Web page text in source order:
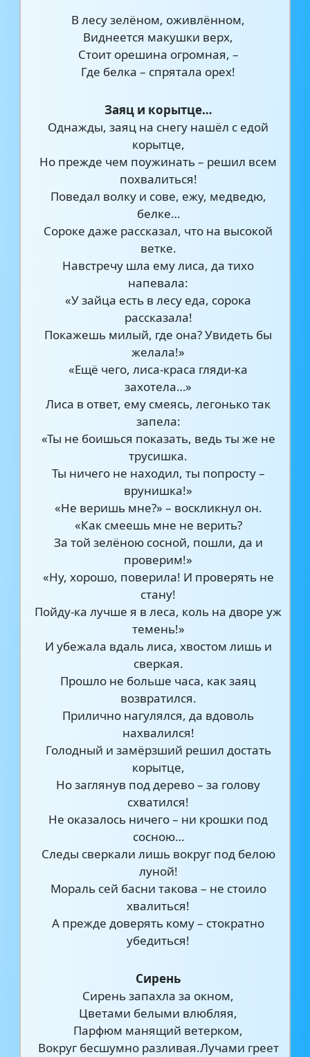
В лесу зелёном, оживлённом,
Виднеется макушки верх,
Стоит орешина огромная, –
Где белка – спрятала орех!
Заяц и корытце…
Однажды, заяц на снегу нашёл с едой
корытце,
Но прежде чем поужинать – решил всем
похвалиться!
Поведал волку и сове, ежу, медведю,
белке…
Сороке даже рассказал, что на высокой
ветке.
Навстречу шла ему лиса, да тихо
напевала:
«У зайца есть в лесу еда, сорока
рассказала!
Покажешь милый, где она? Увидеть бы
желала!»
«Ещё чего, лиса-краса гляди-ка
захотела…»
Лиса в ответ, ему смеясь, легонько так
запела:
«Ты не боишься показать, ведь ты же не
трусишка.
Ты ничего не находил, ты попросту –
врунишка!»
«Не веришь мне?» – воскликнул он.
«Как смеешь мне не верить?
За той зелёною сосной, пошли, да и
проверим!»
«Ну, хорошо, поверила! И проверять не
стану!
Пойду-ка лучше я в леса, коль на дворе уж
темень!»
И убежала вдаль лиса, хвостом лишь и
сверкая.
Прошло не больше часа, как заяц
возвратился.
Прилично нагулялся, да вдоволь
нахвалился!
Голодный и замёрзший решил достать
корытце,
Но заглянув под дерево – за голову
схватился!
Не оказалось ничего – ни крошки под
сосною…
Следы сверкали лишь вокруг под белою
луной!
Мораль сей басни такова – не стоило
хвалиться!
А прежде доверять кому – стократно
убедиться!
Сирень
Сирень запахла за окном,
Цветами белыми влюбляя,
Парфюм манящий ветерком,
Вокруг бесшумно разливая.Лучами греет